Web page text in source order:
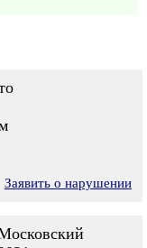
Заявить о нарушении